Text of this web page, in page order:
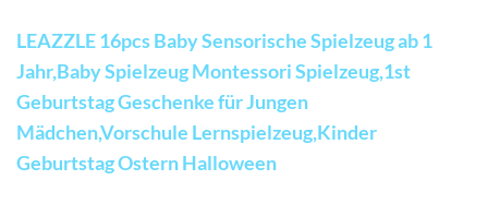
LEAZZLE 16pcs Baby Sensorische Spielzeug ab 1
Jahr,Baby Spielzeug Montessori Spielzeug,1st
Geburtstag Geschenke für Jungen
Mädchen,Vorschule Lernspielzeug,Kinder
Geburtstag Ostern Halloween